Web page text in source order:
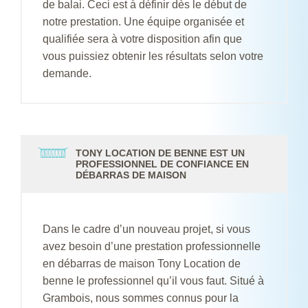
de balai. Ceci est à définir dès le début de
notre prestation. Une équipe organisée et
qualifiée sera à votre disposition afin que
vous puissiez obtenir les résultats selon votre
demande.
TONY LOCATION DE BENNE EST UN
PROFESSIONNEL DE CONFIANCE EN
DÉBARRAS DE MAISON
Dans le cadre d’un nouveau projet, si vous
avez besoin d’une prestation professionnelle
en débarras de maison Tony Location de
benne le professionnel qu’il vous faut. Situé à
Grambois, nous sommes connus pour la